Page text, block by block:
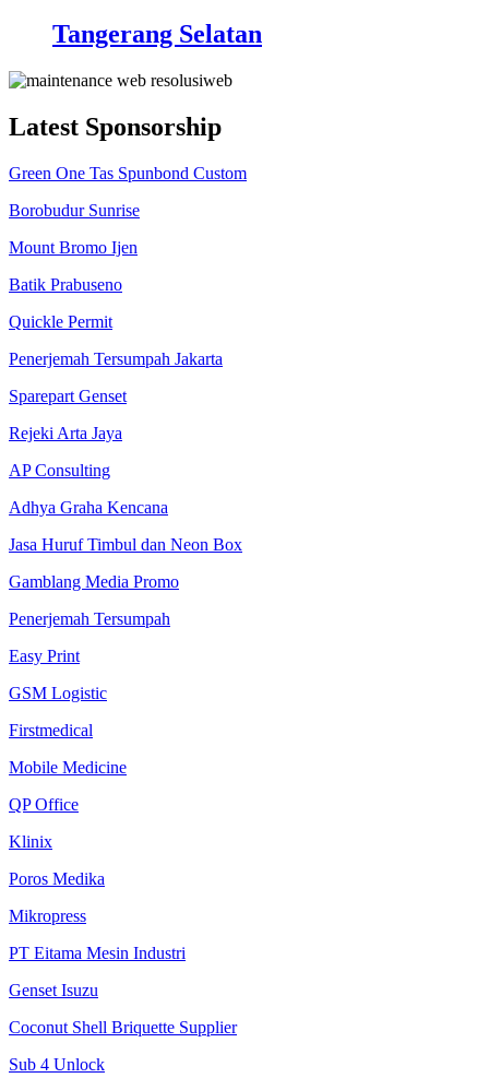
Tangerang Selatan
Latest Sponsorship
Green One Tas Spunbond Custom
Borobudur Sunrise
Mount Bromo Ijen
Batik Prabuseno
Quickle Permit
Penerjemah Tersumpah Jakarta
Sparepart Genset
Rejeki Arta Jaya
AP Consulting
Adhya Graha Kencana
Jasa Huruf Timbul dan Neon Box
Gamblang Media Promo
Penerjemah Tersumpah
Easy Print
GSM Logistic
Firstmedical
Mobile Medicine
QP Office
Klinix
Poros Medika
Mikropress
PT Eitama Mesin Industri
Genset Isuzu
Coconut Shell Briquette Supplier
Sub 4 Unlock